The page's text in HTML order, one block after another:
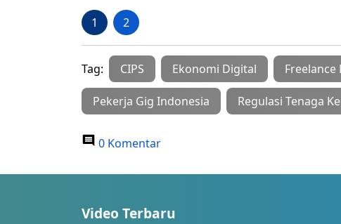
1 2
Tag: CIPS Ekonomi Digital Freelance
Pekerja Gig Indonesia Regulasi Tenaga
0 Komentar
Video Terbaru